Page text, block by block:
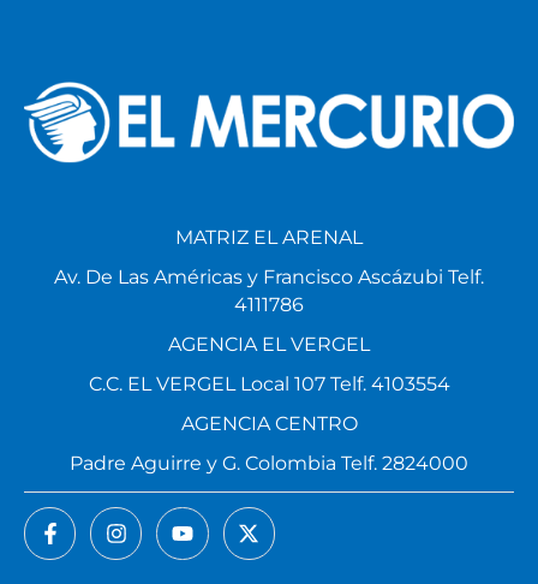
MATRIZ EL ARENAL
Av. De Las Américas y Francisco Ascázubi Telf.
4111786
AGENCIA EL VERGEL
C.C. EL VERGEL Local 107 Telf. 4103554
AGENCIA CENTRO
Padre Aguirre y G. Colombia Telf. 2824000